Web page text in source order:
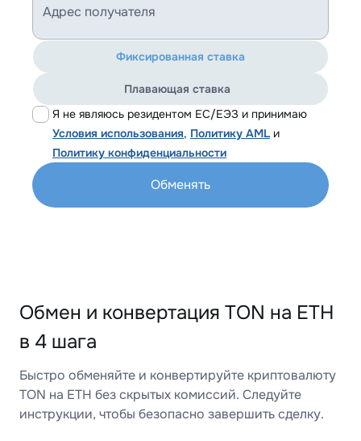
Адрес получателя
Я не являюсь резидентом ЕС/ЕЭЗ и принимаю
Условия использования, Политику AML и
Политику конфиденциальности
Фиксированная ставка
Плавающая ставка
Обменять
Обмен и конвертация TON на ETH
в 4 шага
Быстро обменяйте и конвертируйте криптовалюту
TON на ETH без скрытых комиссий. Следуйте
инструкции, чтобы безопасно завершить сделку.